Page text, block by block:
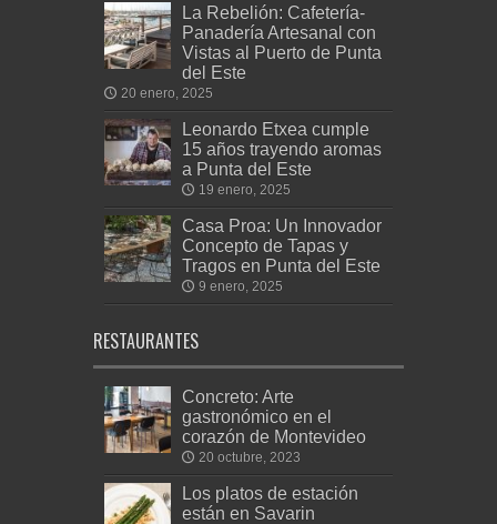
La Rebelión: Cafetería-
Panadería Artesanal con
Vistas al Puerto de Punta
del Este
20 enero, 2025
Leonardo Etxea cumple
15 años trayendo aromas
a Punta del Este
19 enero, 2025
Casa Proa: Un Innovador
Concepto de Tapas y
Tragos en Punta del Este
9 enero, 2025
RESTAURANTES
Concreto: Arte
gastronómico en el
corazón de Montevideo
20 octubre, 2023
Los platos de estación
están en Savarin